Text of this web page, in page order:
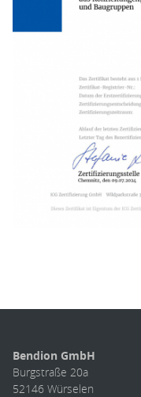
Bendion GmbH
Burgstraße 20a
52146 Würselen